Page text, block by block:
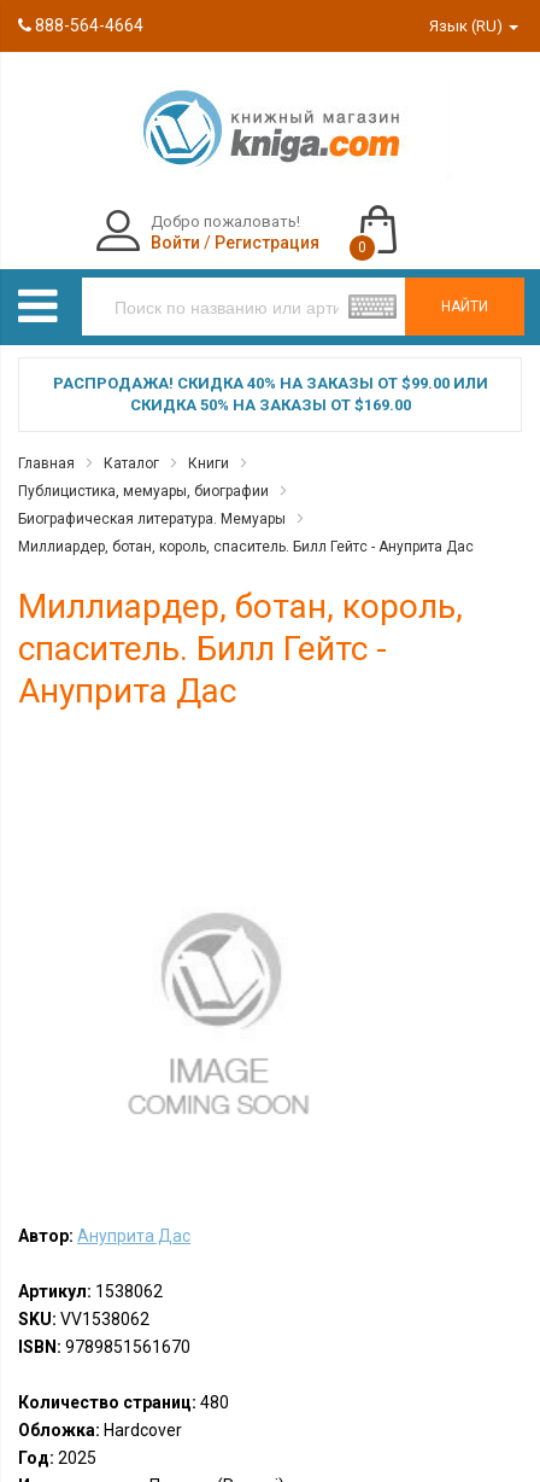
888-564-4664 Язык (RU)
НАЙТИ
Добро пожаловать!
Войти / Регистрация 0
РАСПРОДАЖА! СКИДКА 40% НА ЗАКАЗЫ ОТ $99.00 ИЛИ
СКИДКА 50% НА ЗАКАЗЫ ОТ $169.00
Главная Каталог
Книги
Публицистика, мемуары, биографии
Биографическая литература. Мемуары
Миллиардер, ботан, король, спаситель. Билл Гейтс - Ануприта Дас
Миллиардер, ботан, король,
спаситель. Билл Гейтс -
Ануприта Дас
Автор: Ануприта Дас
Артикул: 1538062
SKU: VV1538062
ISBN: 9789851561670
Количество страниц: 480
Обложка: Hardcover
Год: 2025